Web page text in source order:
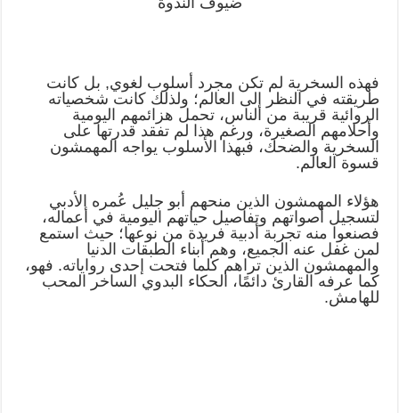
فهذه السخرية لم تكن مجرد أسلوب لغوي, بل كانت
طريقته في النظر إلى العالم؛ ولذلك كانت شخصياته
الروائية قريبة من الناس، تحمل هزائمهم اليومية
وأحلامهم الصغيرة، ورغم هذا لم تفقد قدرتها على
السخرية والضحك، فبهذا الأسلوب يواجه المهمشون
قسوة العالم.
هؤلاء المهمشون الذين منحهم أبو جليل عُمره الأدبي
لتسجيل أصواتهم وتفاصيل حياتهم اليومية في أعماله،
فصنعوا منه تجربة أدبية فريدة من نوعها؛ حيث استمع
لمن غفل عنه الجميع، وهم أبناء الطبقات الدنيا
والمهمشون الذين تراهم كلما فتحت إحدى رواياته. فهو،
كما عرفه القارئ دائمًا، الحكاء البدوي الساخر المحب
للهامش.